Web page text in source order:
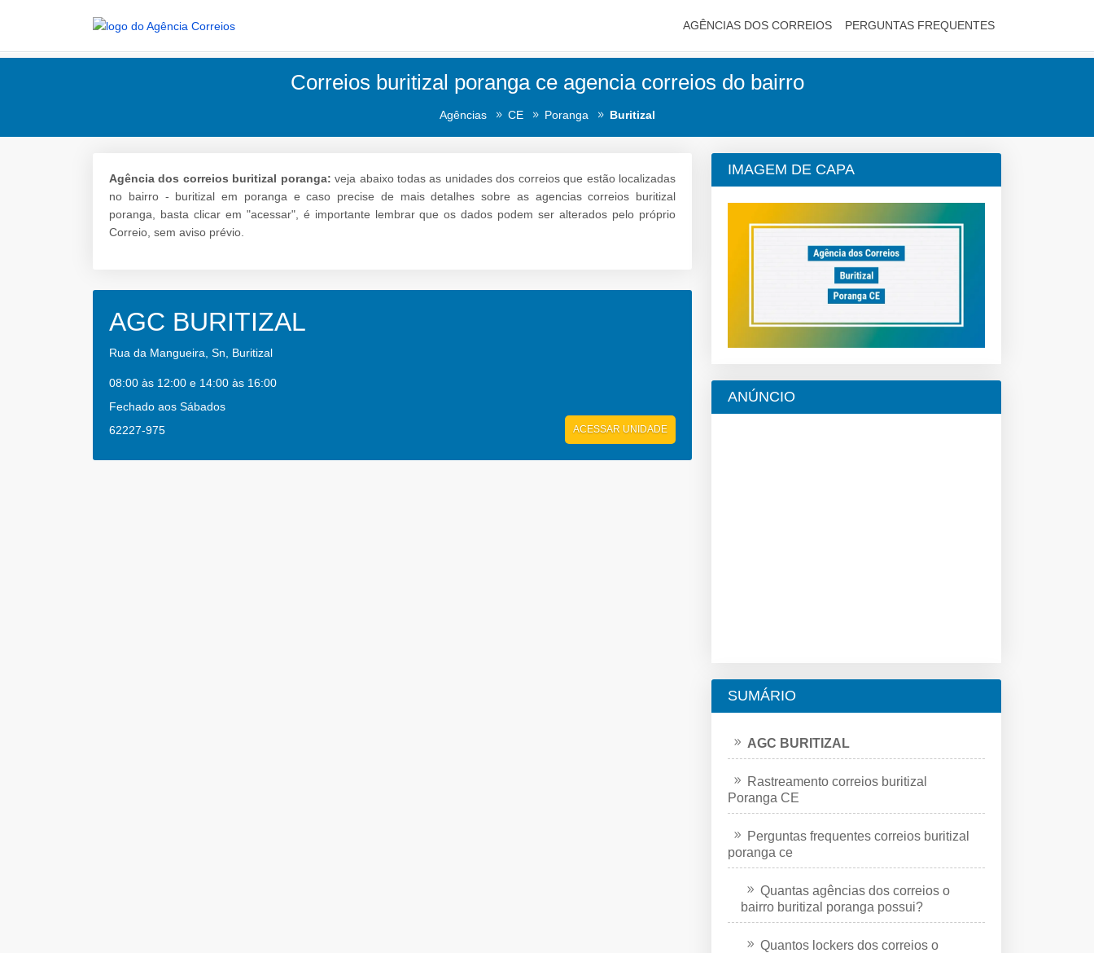
AGÊNCIAS DOS CORREIOS PERGUNTAS FREQUENTES
Correios buritizal poranga ce agencia correios do bairro
Agências CE Poranga Buritizal
Agência dos correios buritizal poranga: veja abaixo todas as unidades dos correios que estão localizadas
no bairro - buritizal em poranga e caso precise de mais detalhes sobre as agencias correios buritizal
poranga, basta clicar em "acessar", é importante lembrar que os dados podem ser alterados pelo próprio
Correio, sem aviso prévio.
AGC BURITIZAL
Rua da Mangueira, Sn, Buritizal
08:00 às 12:00 e 14:00 às 16:00
Fechado aos Sábados
62227-975
ACESSAR UNIDADE
IMAGEM DE CAPA
ANÚNCIO
SUMÁRIO
AGC BURITIZAL
Rastreamento correios buritizal
Poranga CE
Perguntas frequentes correios buritizal
poranga ce
Quantas agências dos correios o
bairro buritizal poranga possui?
Quantos lockers dos correios o